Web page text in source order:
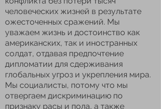
человеческих жизней в результате
ожесточенных сражений. Мы
уважаем жизнь и достоинство как
американских, так и иностранных
солдат, отдавая предпочтение
дипломатии для сдерживания
глобальных угроз и укрепления мира.
Мы социалисты, потому что мы
отвергаем дискриминацию по
признаку расы и пола, а также